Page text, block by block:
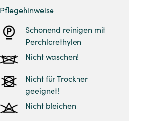
Pflegehinweise
Schonend reinigen mit
Perchlorethylen
Nicht waschen!
Nicht für Trockner
geeignet!
Nicht bleichen!